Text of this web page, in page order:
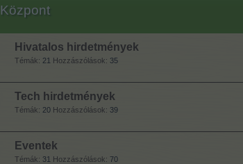
Központ
Hivatalos hirdetmények
Témák: 21 Hozzászólások: 35
Tech hirdetmények
Témák: 20 Hozzászólások: 39
Eventek
Témák: 31 Hozzászólások: 70